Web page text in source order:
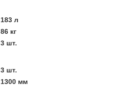
183 л
86 кг
3 шт.
3 шт.
1300 мм